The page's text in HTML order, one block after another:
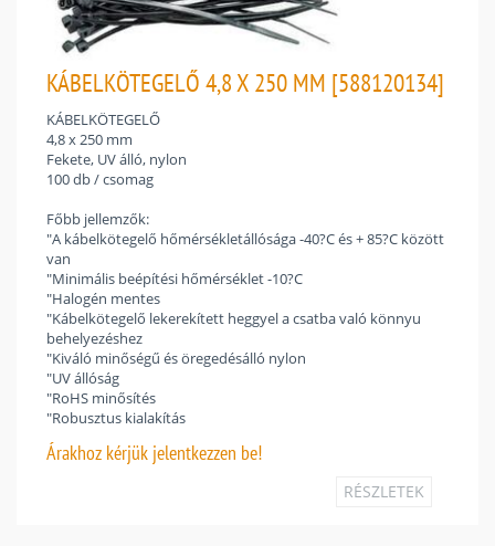
KÁBELKÖTEGELŐ 4,8 X 250 MM [588120134]
KÁBELKÖTEGELŐ
4,8 x 250 mm
Fekete, UV álló, nylon
100 db / csomag
Főbb jellemzők:
"A kábelkötegelő hőmérsékletállósága -40?C és + 85?C között
van
"Minimális beépítési hőmérséklet -10?C
"Halogén mentes
"Kábelkötegelő lekerekített heggyel a csatba való könnyu
behelyezéshez
"Kiváló minőségű és öregedésálló nylon
"UV állóság
"RoHS minősítés
"Robusztus kialakítás
Árakhoz kérjük jelentkezzen be!
RÉSZLETEK